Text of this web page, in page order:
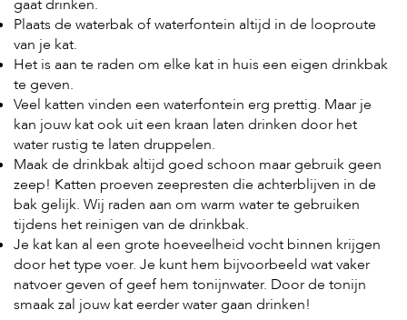
e
n
K
n
a
a
g
d
i
e
r
e
n
V
o
g
e
gaat drinken.
Plaats de waterbak of waterfontein altijd in de looproute
van je kat.
Het is aan te raden om elke kat in huis een eigen drinkbak
te geven.
Veel katten vinden een waterfontein erg prettig. Maar je
kan jouw kat ook uit een kraan laten drinken door het
water rustig te laten druppelen.
Maak de drinkbak altijd goed schoon maar gebruik geen
zeep! Katten proeven zeepresten die achterblijven in de
bak gelijk. Wij raden aan om warm water te gebruiken
tijdens het reinigen van de drinkbak.
Je kat kan al een grote hoeveelheid vocht binnen krijgen
door het type voer. Je kunt hem bijvoorbeeld wat vaker
natvoer geven of geef hem tonijnwater. Door de tonijn
smaak zal jouw kat eerder water gaan drinken!